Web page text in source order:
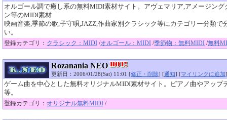
オルゴール調で癒し系の無料MIDI素材サイト。アヴェマリア,アメージング
ン等のMIDI素材
映画音楽,季節の歌,子守唄,JAZZ,作曲家別クラシック等にカテゴリー分類で
い。
登録カテゴリ： クラシック：MIDI /オルゴール：MIDI /季節物：無料MIDI /無料
Rozanania NEO
更新日：2006/01/28(Sat) 11:01 [修正・削除] [通知] [マイリンクに追加]
ゲーム曲を中心とした無料オリジナルMIDI素材サイト。ピアノ曲やアップ
等。
登録カテゴリ： オリジナル無料MIDI /